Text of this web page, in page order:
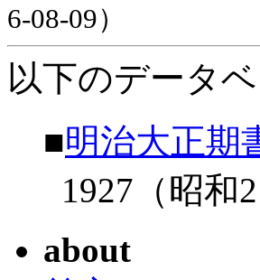
6-08-09）
以下のデータ
■明治大正期
1927（昭
about